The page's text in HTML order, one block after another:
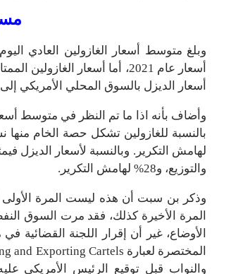
أسعار الديزل بالسوق المحلي الأمريكي إلى مستوى
وأضاف بأنه اذا ما تم النظر في متوسط
والتوزيع، و28% لهامش التكرير.
وذكر بن سبت أن هذه ليست المرة الأولى
المرة الأخيرة كذلك، فقد مرت السوق
والنواب قبل توقيع الرئيس الأمريكي